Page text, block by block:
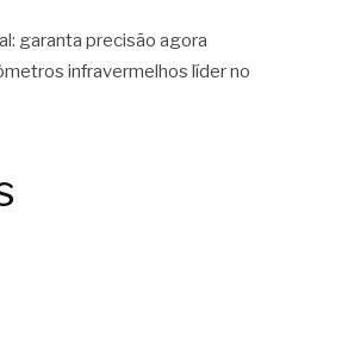
garanta precisão agora
infravermelhos líder no